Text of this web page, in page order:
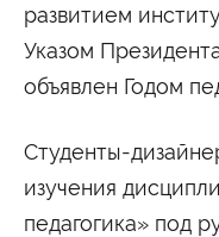
Формы обучения
Очная форма обучения
Заочная форма обучения
Дни открытых дверей
Выездные студенческие
Университетские субботы
развитием
Указом
объявлен Годом
Студенты-
изучения
педагогика» под